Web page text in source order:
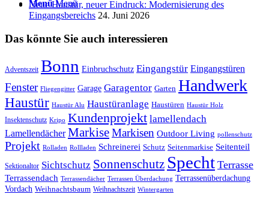
Menü Menü
Neue Haustür, neuer Eindruck: Modernisierung des
Eingangsbereichs 24. Juni 2026
Das könnte Sie auch interessieren
Adventszeit Bonn Einbruchschutz Eingangstür Eingangstüren
Fenster Fliegengitter Garage Garagentor Garten Handwerk
Haustür Haustür Alu Haustüranlage Haustüren Haustür Holz
Insektenschutz Kripo Kundenprojekt lamellendach
Lamellendächer MarkiseMarkisen Outdoor Living pollenschutz
Projekt Rolladen Rollladen Schreinerei Schutz Seitenmarkise Seitenteil
Sektionaltor Sichtschutz Sonnenschutz Specht Terrasse
Terrassendach Terrassendächer Terrassen Überdachung Terrassenüberdachung
Vordach Weihnachtsbaum Weihnachtszeit Wintergarten